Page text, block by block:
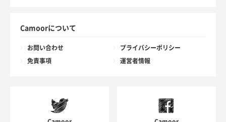
Camoorについて
お問い合わせ プライバシーポリシー
免責事項 運営者情報